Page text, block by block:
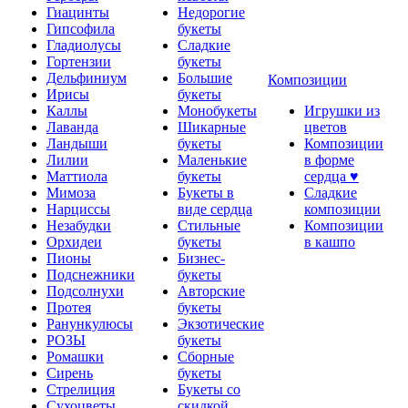
Гиацинты
Гипсофила
Гладиолусы
Гортензии
Дельфиниум
Ирисы
Каллы
Лаванда
Ландыши
Лилии
Маттиола
Мимоза
Нарциссы
Незабудки
Орхидеи
Пионы
Подснежники
Подсолнухи
Протея
Ранункулюсы
РОЗЫ
Ромашки
Сирень
Стрелиция
Недорогие
букеты
Сладкие
букеты
Большие
букеты
Монобукеты
Шикарные
букеты
Маленькие
букеты
Букеты в
виде сердца
Стильные
букеты
Бизнес-
букеты
Авторские
букеты
Экзотические
букеты
Сборные
букеты
Букеты со
Композиции
Игрушки из
цветов
Композиции
в форме
сердца ♥
Сладкие
композиции
Композиции
в кашпо